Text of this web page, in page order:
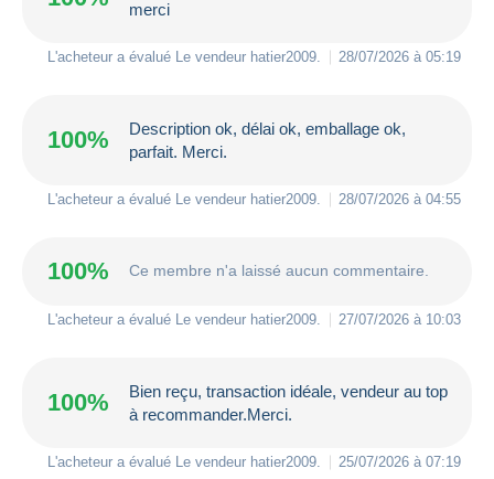
merci
L'acheteur a évalué Le vendeur hatier2009 28/07/2026 à 05:19
100%
Description ok, délai ok, emballage ok,
parfait. Merci.
L'acheteur a évalué Le vendeur hatier2009 28/07/2026 à 04:55
100% Ce membre n'a laissé aucun commentaire.
L'acheteur a évalué Le vendeur hatier2009 27/07/2026 à 10:03
100%
Bien reçu, transaction idéale, vendeur au top
à recommander.Merci.
L'acheteur a évalué Le vendeur hatier2009 25/07/2026 à 07:19